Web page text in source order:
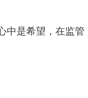
中是希望，在监管